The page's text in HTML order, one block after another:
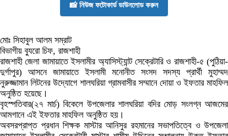
📸 নিউজ ফটোকার্ড ডাউনলোড করুন
মোঃ সিহাবুল আলম সম্রাট
বিভাগীয় ব্যুরো চিফ, রাজশাহী
রাজশাহী জেলা জামায়াতে ইসলামীর অ্যাসিস্ট্যান্ট সেক্রেটারি ও রাজশাহী-৫ (পুঠিয়া-
দুর্গাপুর) আসনে জামায়াতে ইসলামী মনোনীত সংসদ সদস্য প্রার্থী মুহাম্মদ
নুরুজ্জামান লিটনের উদ্যোগে শালঘরিয়া গ্রামবাসীর সম্মানে দোয়া ও ইফতার মাহফিল
অনুষ্ঠিত হয়েছে।
বৃহস্পতিবার(২৭ মার্চ) বিকেলে উপজেলার শালঘরিয়া বদির মোড় সংলগ্ন আজমের
আমগানে এই ইফতার মাহফিল অনুষ্ঠিত হয়।
অবসরপ্রাপ্ত প্রধান শিক্ষক মাস্টার আনিসুর রহমানের সভাপতিত্বে ও উপজেলা